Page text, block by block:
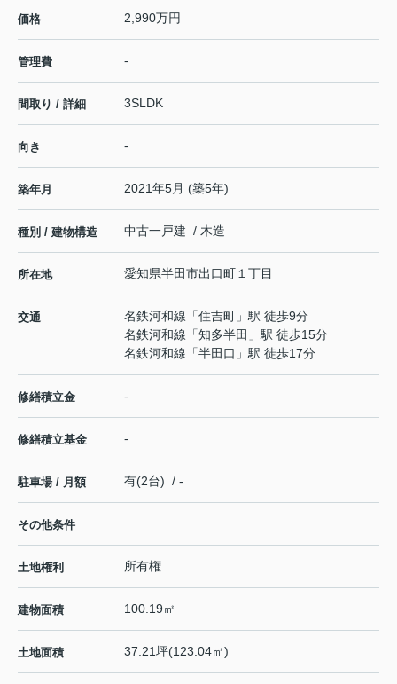
価格 2,990万円
管理費 -
間取り / 詳細 3SLDK
向き -
築年月 2021年5月 (築5年)
種別 / 建物構造 中古一戸建 / 木造
所在地 愛知県半田市出口町 １丁目
交通 名鉄河和線 「住吉町 」駅 徒歩9分
名鉄河和線 「知多半田 」駅 徒歩15分
名鉄河和線 「半田口 」駅 徒歩17分
修繕積立金 -
修繕積立基金 -
駐車場 / 月額 有(2台) / -
その他条件
土地権利 所有権
建物面積 100.19㎡
土地面積 37.21坪(123.04㎡)